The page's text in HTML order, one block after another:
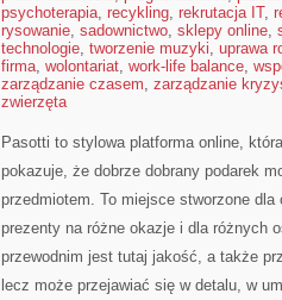
psychoterapia, recykling, rekrutacja IT,
rysowanie, sadownictwo, sklepy online,
technologie, tworzenie muzyki, uprawa
firma, wolontariat, work-life balance,
zarządzanie czasem, zarządzanie
zwierzęta
Pasotti to stylowa platforma online,
pokazuje, że dobrze dobrany podarek
przedmiotem. To miejsce stworzone
prezenty na różne okazje i dla różnych
przewodnim jest tutaj jakość, a także
lecz może przejawiać się w detalu, w